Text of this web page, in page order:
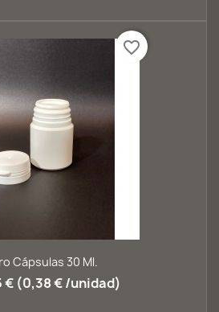
Cápsulas 30 Ml.
€ (0,38 € /unidad)
favorite_border